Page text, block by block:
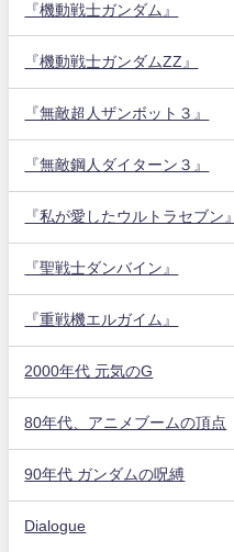
『機動戦士ガンダム』
『機動戦士ガンダムZZ』
『無敵超人ザンボット３』
『無敵鋼人ダイターン３』
『私が愛したウルトラセブン』
『聖戦士ダンバイン』
『重戦機エルガイム』
2000年代 元気のG
80年代、アニメブームの頂点
90年代 ガンダムの呪縛
Dialogue